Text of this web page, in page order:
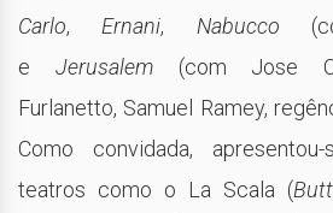
Carlo, Ernani, Nabucco
e Jerusalem(com Jose
Furlanetto, Samuel Ramey,
Como convidada,
teatros como o La Scala (